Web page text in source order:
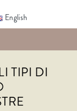
English
TIPI DI